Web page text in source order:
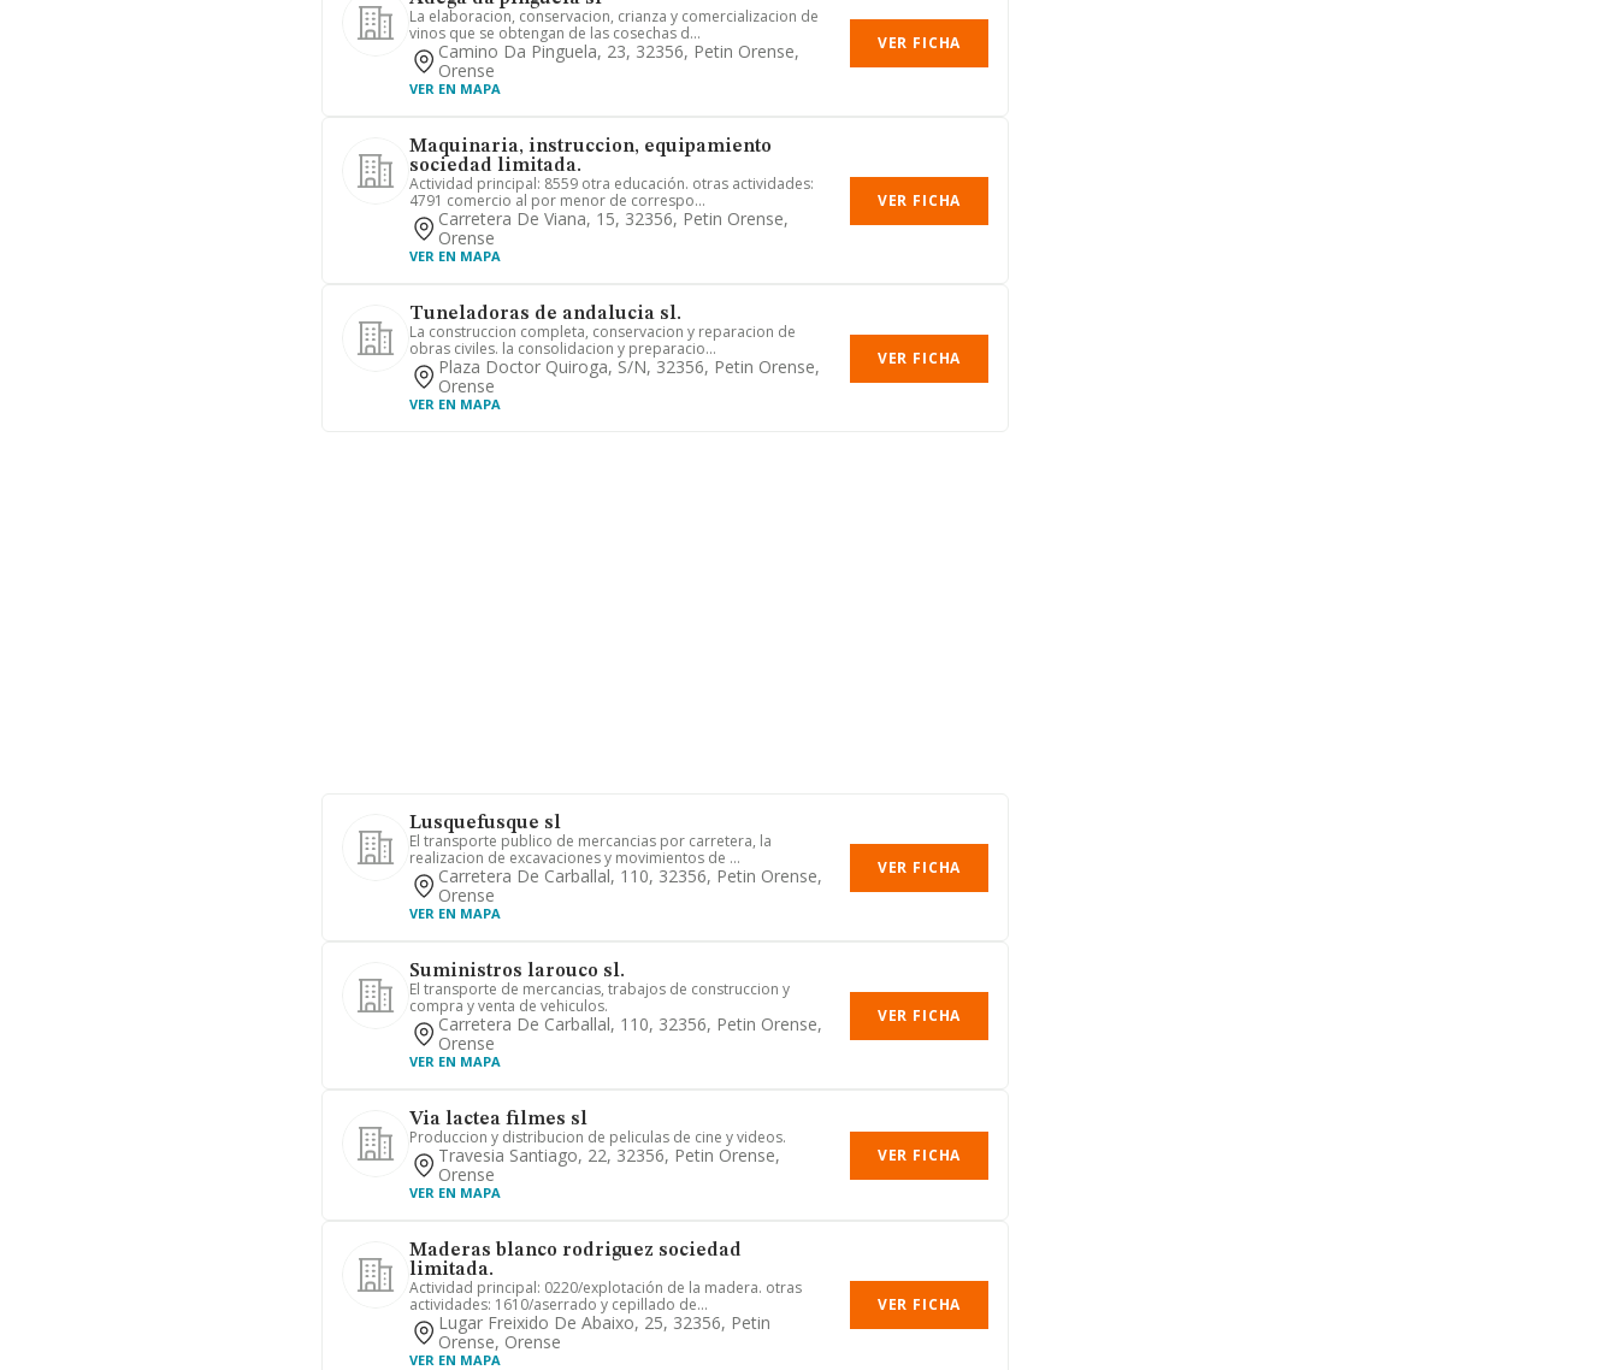
La elaboracion, conservacion, crianza y comercializacion de
vinos que se obtengan de las cosechas d...
Camino Da Pinguela, 23, 32356, Petin Orense,
Orense
VER EN MAPA
VER FICHA
Maquinaria, instruccion, equipamiento
sociedad limitada.
Actividad principal: 8559 otra educación. otras actividades:
4791 comercio al por menor de correspo...
Carretera De Viana, 15, 32356, Petin Orense,
Orense
VER EN MAPA
VER FICHA
Tuneladoras de andalucia sl.
La construccion completa, conservacion y reparacion de
obras civiles. la consolidacion y preparacio...
Plaza Doctor Quiroga, S/n, 32356, Petin Orense,
Orense
VER EN MAPA
VER FICHA
Lusquefusque sl
El transporte publico de mercancias por carretera, la
realizacion de excavaciones y movimientos de ...
Carretera De Carballal, 110, 32356, Petin Orense,
Orense
VER EN MAPA
VER FICHA
Suministros larouco sl.
El transporte de mercancias, trabajos de construccion y
compra y venta de vehiculos.
Carretera De Carballal, 110, 32356, Petin Orense,
Orense
VER EN MAPA
VER FICHA
Via lactea filmes sl
Produccion y distribucion de peliculas de cine y videos.
Travesia Santiago, 22, 32356, Petin Orense,
Orense
VER EN MAPA
VER FICHA
Maderas blanco rodriguez sociedad
limitada.
Actividad principal: 0220/explotación de la madera. otras
actividades: 1610/aserrado y cepillado de...
Lugar Freixido De Abaixo, 25, 32356, Petin
Orense, Orense
VER EN MAPA
VER FICHA